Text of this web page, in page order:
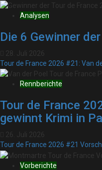
Analysen
Die 6 Gewinner
28. Juli 2026
Tour de France 2026 #21: Van
Rennberichte
Tour de France
gewinnt Krimi in
26. Juli 2026
Tour de France 2026 #21
Vorberichte